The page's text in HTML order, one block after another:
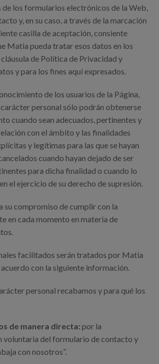
de los formularios electrónicos de la Web,
y, en su caso, a través de la marcación
casilla de aceptación, consiente
Matia pueda tratar esos datos en los
de Política de Privacidad y
y para los fines aquí expresados.
de los usuarios de la Página,
carácter personal sólo podrán obtenerse
cuando sean adecuados, pertinentes y
con el ámbito y las finalidades
y legítimas para las que se hayan
cuando hayan dejado de ser
para dicha finalidad o cuando lo
el ejercicio de su derecho de supresión.
su compromiso de cumplir con la
en cada momento en materia de
facilitados serán tratados por Matia
con la siguiente información.
personal recabamos y para qué los
de manera directa: por la
voluntaria del formulario de contacto y
con nosotros”.